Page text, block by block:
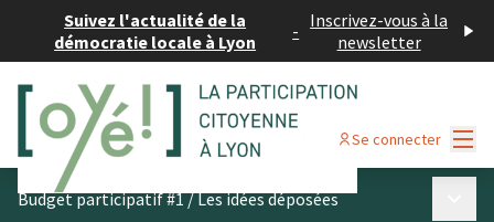
Suivez l'actualité de la
démocratie locale à Lyon
- Inscrivez-vous à la
newsletter
Se connecter
Budget participatif #1/Les idées déposées